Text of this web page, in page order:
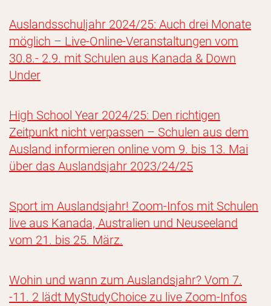
Auslandsschuljahr 2024/25: Auch drei Monate
möglich – Live-Online-Veranstaltungen vom
30.8.- 2.9. mit Schulen aus Kanada & Down
Under
High School Year 2024/25: Den richtigen
Zeitpunkt nicht verpassen – Schulen aus dem
Ausland informieren online vom 9. bis 13. Mai
über das Auslandsjahr 2023/24/25
Sport im Auslandsjahr! Zoom-Infos mit Schulen
live aus Kanada, Australien und Neuseeland
vom 21. bis 25. März.
Wohin und wann zum Auslandsjahr? Vom 7.
-11. 2 lädt MyStudyChoice zu live Zoom-Infos